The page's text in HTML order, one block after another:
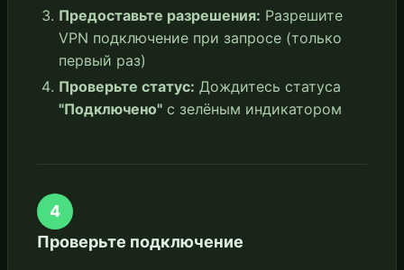
Предоставьте разрешения: Разрешите
VPN подключение при запросе (только
первый раз)
Проверьте статус: Дождитесь статуса
"Подключено" с зелёным индикатором
4
Проверьте подключение